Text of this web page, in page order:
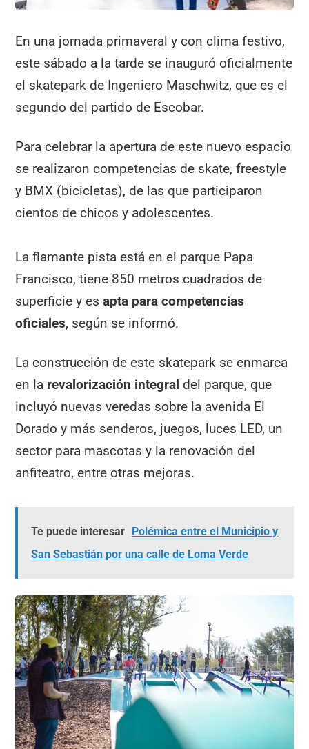
En una jornada primaveral y con clima festivo,
este sábado a la tarde se inauguró oficialmente
el skatepark de Ingeniero Maschwitz, que es el
segundo del partido de Escobar.
Para celebrar la apertura de este nuevo espacio
se realizaron competencias de skate, freestyle
y BMX (bicicletas), de las que participaron
cientos de chicos y adolescentes.
La flamante pista está en el parque Papa
Francisco, tiene 850 metros cuadrados de
superficie y esapta para competencias
oficiales, según se informó.
La construcción de este skatepark se enmarca
en la revalorización integral del parque, que
incluyó nuevas veredas sobre la avenida El
Dorado y más senderos, juegos, luces LED, un
sector para mascotas y la renovación del
anfiteatro, entre otras mejoras.
Te puede interesar Polémica entre el Municipio y
San Sebastián por una calle de Loma Verde